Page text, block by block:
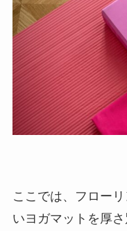
ここでは、フロー
いヨガマットを厚さ